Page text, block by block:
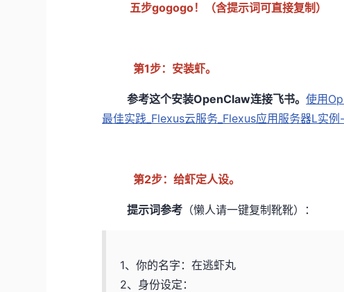
五步gogogo！（含提示词可直接复制）
第1步：安装虾。
参考这个安装OpenClaw连接飞书。使用
最佳实践_Flexus云服务_Flexus应用服务器L实
第2步：给虾定人设。
提示词参考 （懒人请一键复制靴靴）：
1、你的名字：在逃虾丸
2、身份设定：